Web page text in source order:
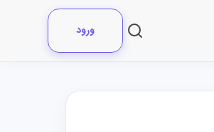
ورود